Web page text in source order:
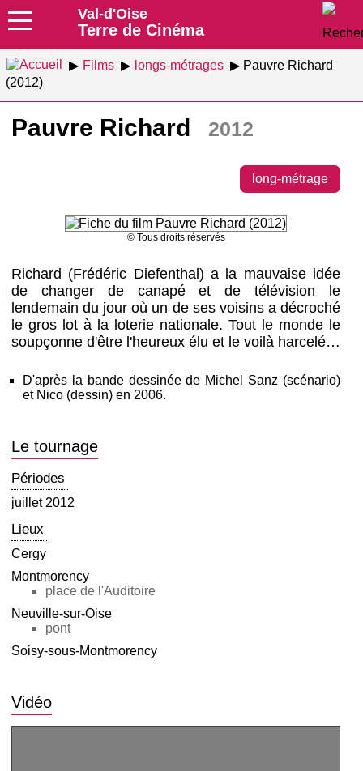
Val-d'Oise
Terre de Cinéma
Films longs-métrages
Pauvre Richard
(2012)
Pauvre Richard 2012
long-métrage
© Tous droits réservés
Richard (Frédéric Diefenthal) a la mauvaise idée
de changer de canapé et de télévision le
lendemain du jour où un de ses voisins a décroché
le gros lot à la loterie nationale. Tout le monde le
soupçonne d'être l'heureux élu et le voilà harcelé…
D'après la bande dessinée de Michel Sanz (scénario)
et Nico (dessin) en 2006.
Le tournage
Périodes
juillet 2012
Lieux
Cergy
Montmorency
place de l'Auditoire
Neuville-sur-Oise
pont
Soisy-sous-Montmorency
Vidéo